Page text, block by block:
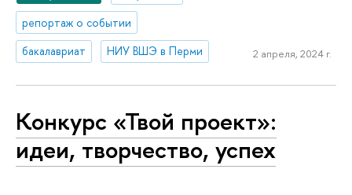
репортаж о событии
бакалавриат
НИУ ВШЭ в Перми 2 апреля, 2024 г.
Конкурс «Твой проект»:
идеи, творчество, успех